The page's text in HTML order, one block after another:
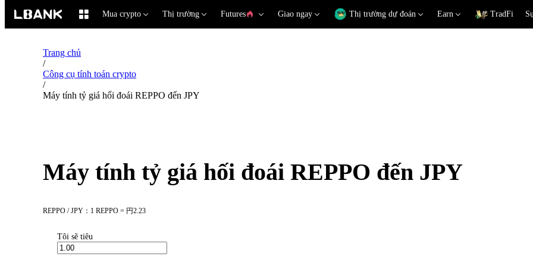
Mua crypto Thị trường Futures Giao ngay Thị trường dự đoán Earn TradFi
Trang chủ
/
Công cụ tính toán crypto
/
Máy tính tỷ giá hối đoái REPPO đến JPY
Máy tính tỷ giá hối đoái REPPO đến JPY
REPPO / JPY：1 REPPO = 円2.23
Tôi sẽ tiêu